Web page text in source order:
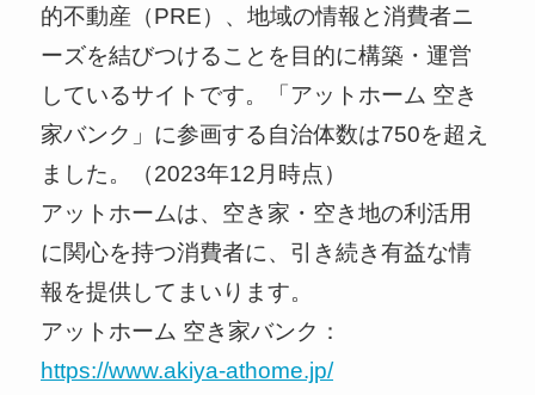
的不動産（PRE）、地域の情報と消費者ニ
ーズを結びつけることを目的に構築・運営
しているサイトです。「アットホーム 空き
家バンク」に参画する自治体数は750を超え
ました。（2023年12月時点）
アットホームは、空き家・空き地の利活用
に関心を持つ消費者に、引き続き有益な情
報を提供してまいります。
アットホーム 空き家バンク：
https://www.akiya-athome.jp/